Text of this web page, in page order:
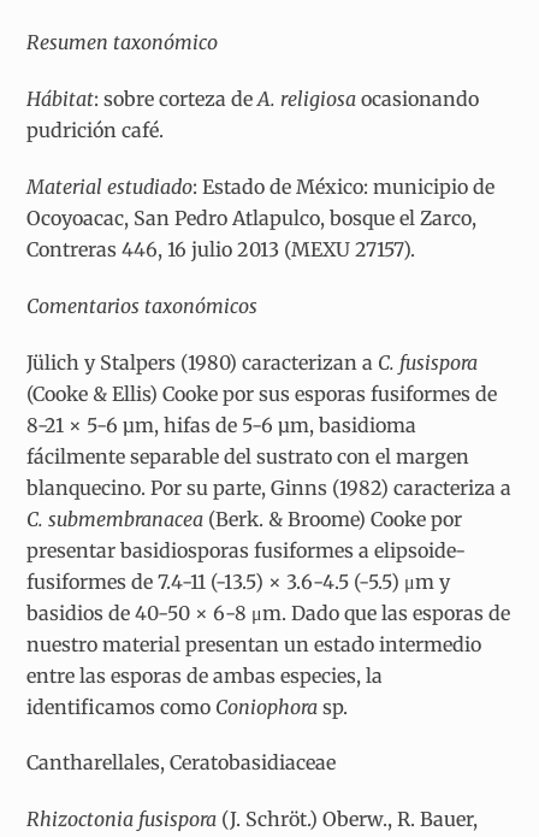
Resumen taxonómico
Hábitat: sobre corteza deA. religiosa ocasionando
pudrición café.
Material estudiado: Estado de México: municipio de
Ocoyoacac, San Pedro Atlapulco, bosque el Zarco,
Contreras 446, 16 julio 2013 (MEXU 27157).
Comentarios taxonómicos
Jülich y Stalpers (1980) caracterizan a C. fusispora
(Cooke & Ellis) Cooke por sus esporas fusiformes de
8-21 × 5-6 µm, hifas de 5-6 µm, basidioma
fácilmente separable del sustrato con el margen
blanquecino. Por su parte, Ginns (1982) caracteriza a
C. submembranacea (Berk. & Broome) Cooke por
presentar basidiosporas fusiformes a elipsoide-
fusiformes de 7.4-11 (-13.5) × 3.6-4.5 (-5.5) μm y
basidios de 40-50 × 6-8 μm. Dado que las esporas de
nuestro material presentan un estado intermedio
entre las esporas de ambas especies, la
identificamos como Coniophora sp.
Cantharellales, Ceratobasidiaceae
Rhizoctonia fusispora (J. Schröt.) Oberw., R. Bauer,